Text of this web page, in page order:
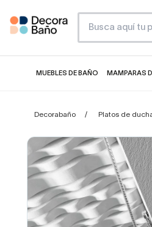
MUEBLES DE BAÑO MAMPARAS
Decorabaño Platos de